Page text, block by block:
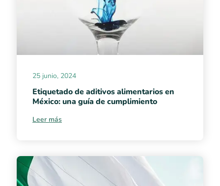
25 junio, 2024
Etiquetado de aditivos alimentarios en
México: una guía de cumplimiento
Leer más